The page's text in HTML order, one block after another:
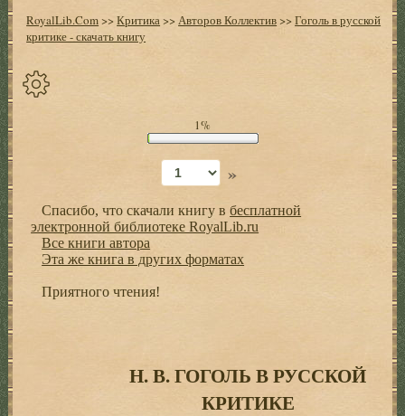
RoyalLib.Com>>Критика>>Авторов Коллектив>>Гоголь в русской
критике - скачать книгу
Установить
закладку
Оглавление
1%
»
Спасибо, что скачали книгу вбесплатной
электронной библиотеке RoyalLib.ru
Все книги автора
Эта же книга в других форматах
Приятного чтения!
Н. В. ГОГОЛЬ В РУССКОЙ
КРИТИКЕ